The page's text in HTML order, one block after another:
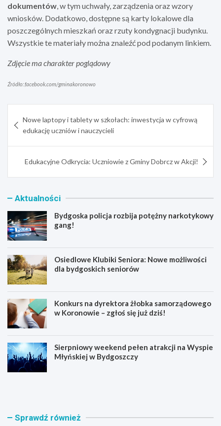
dokumentów , w tym uchwały, zarządzenia oraz wzory
wniosków. Dodatkowo, dostępne są karty lokalowe dla
poszczególnych mieszkań oraz rzuty kondygnacji budynku.
Wszystkie te materiały można znaleźć pod podanym linkiem.
Zdjęcie ma charakter poglądowy
Źródło: facebook.com/gminakoronowo
wpisu
Nowe laptopy i tablety w szkołach: inwestycja w cyfrową
edukację uczniów i nauczycieli
Edukacyjne Odkrycia: Uczniowie z Gminy Dobrcz w Akcji!
Aktualności
Bydgoska policja rozbija potężny narkotykowy
gang!
Osiedlowe Klubiki Seniora: Nowe możliwości
dla bydgoskich seniorów
Konkurs na dyrektora żłobka samorządowego
w Koronowie – zgłoś się już dziś!
Sierpniowy weekend pełen atrakcji na Wyspie
Młyńskiej w Bydgoszczy
B
s
O
l
Sprawdź również